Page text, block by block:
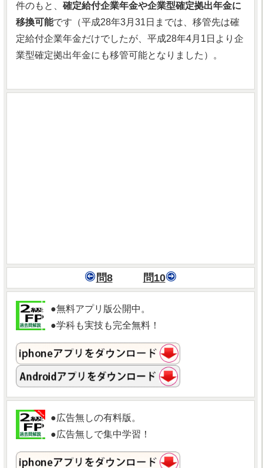
件のもと、 確定給付企業年金や企業型確定拠出年金に
移換可能です（平成28年3月31日までは、移管先は確
定給付企業年金だけでしたが、平成28年4月1日より企
業型確定拠出年金にも移管可能となりました）。
問8 問10
●無料アプリ版公開中。
●学科も実技も完全無料！
●広告無しの有料版。
●広告無しで集中学習！